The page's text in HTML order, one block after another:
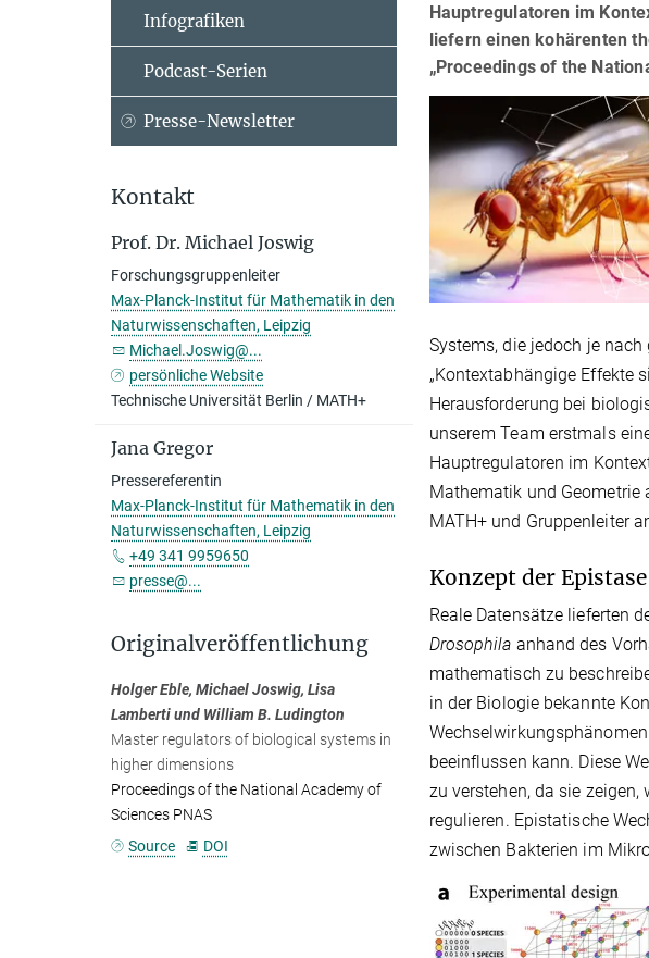
Hauptregulatoren im
liefern einen kohärenten
„Proceedings of the
Systems, die jedoch je
„Kontextabhängige Effekte
Herausforderung bei
unserem Team erstmals
Hauptregulatoren im
Mathematik und Geometrie
MATH+ und Gruppenleiter
Konzept der
Reale Datensätze lieferten
Drosophila anhand des
mathematisch zu
in der Biologie bekannte
beeinflussen kann. Diese
zu verstehen, da sie
regulieren. Epistatische
zwischen Bakterien im
Infografiken
Podcast-Serien
Presse-Newsletter
Kontakt
Prof. Dr. Michael Joswig
Forschungsgruppenleiter
Max-Planck-Institut für Mathematik in den
Naturwissenschaften, Leipzig
Michael.Joswig@...
persönliche Website
Technische Universität Berlin / MATH+
Jana Gregor
Pressereferentin
Max-Planck-Institut für Mathematik in den
Naturwissenschaften, Leipzig
+49 341 9959650
presse@...
Originalveröffentlichung
Holger Eble, Michael Joswig, Lisa
Lamberti und William B. Ludington
Master regulators of biological systems in
higher dimensions
Proceedings of the National Academy of
Sciences PNAS
Source
DOI